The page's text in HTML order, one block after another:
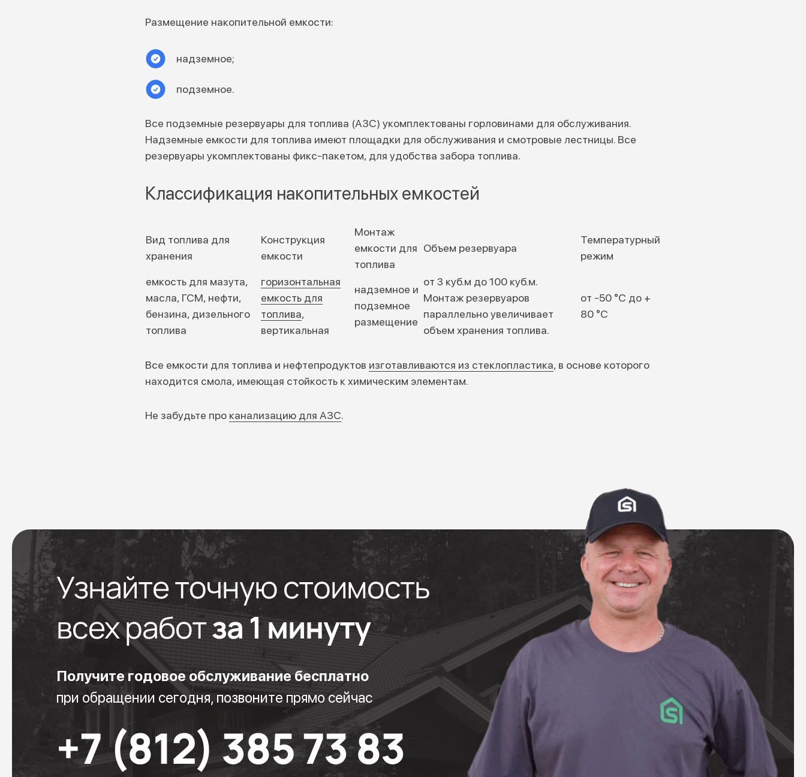
Размещение накопительной емкости:
надземное;
подземное.
Все подземные резервуары для топлива (АЗС) укомплектованы горловинами для обслуживания.
Надземные емкости для топлива имеют площадки для обслуживания и смотровые лестницы. Все
резервуары укомплектованы фикс-пакетом, для удобства забора топлива.
Классификация накопительных емкостей
Вид топлива для
хранения
Конструкция
емкости
Монтаж
емкости для
топлива
Объем резервуара
Температурный
режим
емкость для мазута,
масла, ГСМ, нефти,
бензина, дизельного
топлива
горизонтальная
емкость для
топлива,
вертикальная
надземное и
подземное
размещение
от 3 куб.м до 100 куб.м.
Монтаж резервуаров
параллельно увеличивает
объем хранения топлива.
от -50 °C до +
80 °C
Все емкости для топлива и нефтепродуктов изготавливаются из стеклопластика, в основе которого
находится смола, имеющая стойкость к химическим элементам.
Не забудьте про канализацию для АЗС.
Узнайте точную стоимость
всех работза 1 минуту
Получите годовое обслуживание бесплатно
при обращении сегодня, позвоните прямо сейчас
+7 (812) 385 73 83